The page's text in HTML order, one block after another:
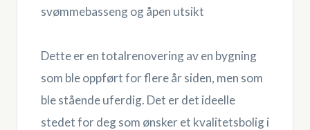
svømmebasseng og åpen utsikt
Dette er en totalrenovering av en bygning
som ble oppført for flere år siden, men som
ble stående uferdig. Det er det ideelle
stedet for deg som ønsker et kvalitetsbolig i